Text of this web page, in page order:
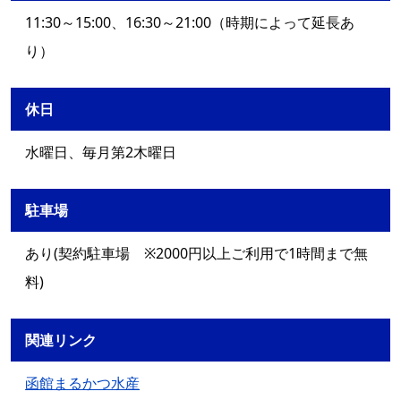
11:30～15:00、16:30～21:00（時期によって延長あ
り）
休日
水曜日、毎月第2木曜日
駐車場
あり(契約駐車場 ※2000円以上ご利用で1時間まで無
料)
関連リンク
函館まるかつ水産